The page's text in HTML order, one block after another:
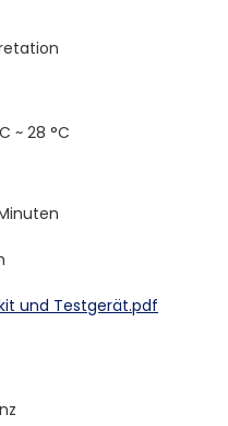
~ 28 °C
und Testgerät.pdf